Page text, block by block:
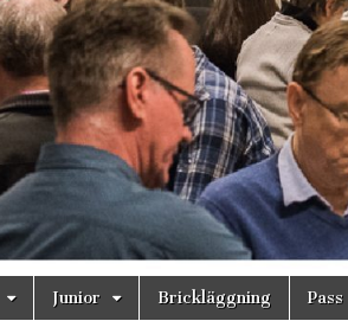
Junior Brickläggning Pass